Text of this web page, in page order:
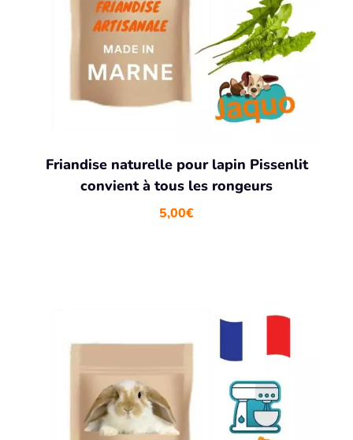
Friandise naturelle pour lapin Pissenlit
convient à tous les rongeurs
5,00€